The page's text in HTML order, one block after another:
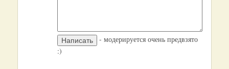
- модерируется очень предвзято
:)